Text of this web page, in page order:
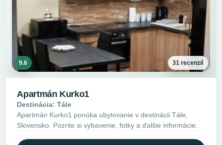
9.6 31 recenzií
Apartmán Kurko1
Destinácia: Tále
Apartmán Kurko1 ponúka ubytovanie v destinácii Tále,
Slovensko. Pozrite si vybavenie, fotky a ďalšie informácie.